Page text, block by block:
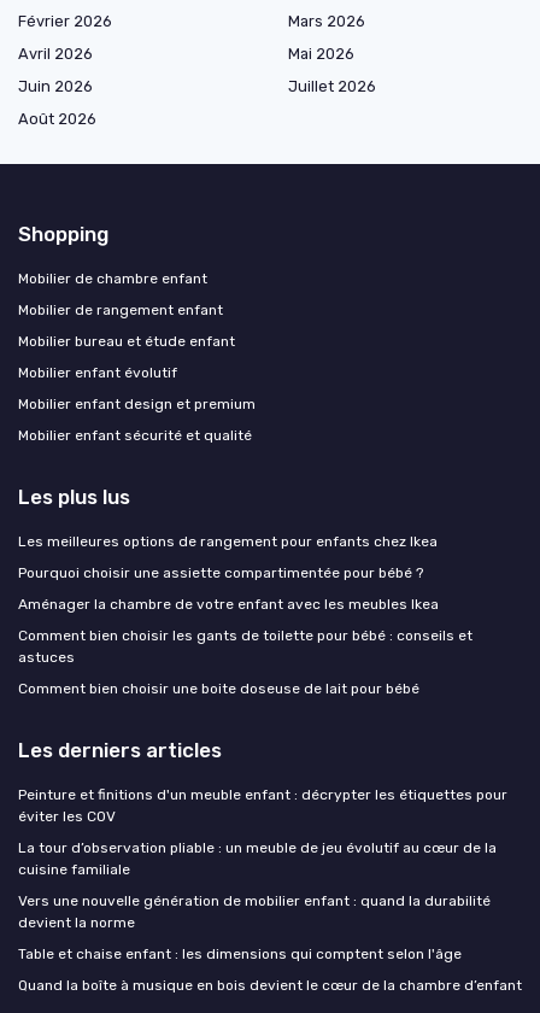
Février 2026
Mars 2026
Avril 2026
Mai 2026
Juin 2026
Juillet 2026
Août 2026
Shopping
Mobilier de chambre enfant
Mobilier de rangement enfant
Mobilier bureau et étude enfant
Mobilier enfant évolutif
Mobilier enfant design et premium
Mobilier enfant sécurité et qualité
Les plus lus
Les meilleures options de rangement pour enfants chez Ikea
Pourquoi choisir une assiette compartimentée pour bébé ?
Aménager la chambre de votre enfant avec les meubles Ikea
Comment bien choisir les gants de toilette pour bébé : conseils et
astuces
Comment bien choisir une boite doseuse de lait pour bébé
Les derniers articles
Peinture et finitions d'un meuble enfant : décrypter les étiquettes pour
éviter les COV
La tour d’observation pliable : un meuble de jeu évolutif au cœur de la
cuisine familiale
Vers une nouvelle génération de mobilier enfant : quand la durabilité
devient la norme
Table et chaise enfant : les dimensions qui comptent selon l'âge
Quand la boîte à musique en bois devient le cœur de la chambre d’enfant